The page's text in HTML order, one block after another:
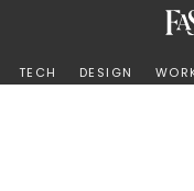
TECH DESIGN